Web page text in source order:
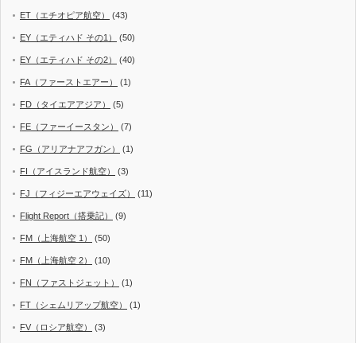
ET（エチオピア航空） (43)
EY（エティハド その1） (50)
EY（エティハド その2） (40)
FA（ファーストエアー） (1)
FD（タイエアアジア） (5)
FE（ファーイースタン） (7)
FG（アリアナアフガン） (1)
FI（アイスランド航空） (3)
FJ（フィジーエアウェイズ） (11)
Flight Report（搭乗記） (9)
FM（上海航空 1） (50)
FM（上海航空 2） (10)
FN（ファストジェット） (1)
FT（シェムリアップ航空） (1)
FV（ロシア航空） (3)